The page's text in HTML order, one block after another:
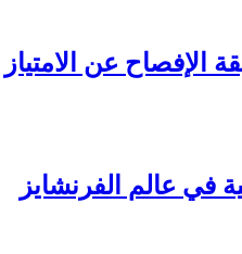
وثيقة الإفصاح عن الامتياز
في عالم الفرنشايز